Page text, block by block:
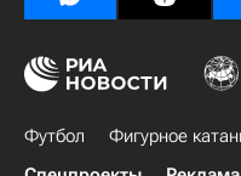
Футбол Фигурное